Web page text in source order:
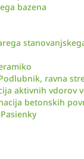
bazena
ravna
aktivnih vdorov
betonskih